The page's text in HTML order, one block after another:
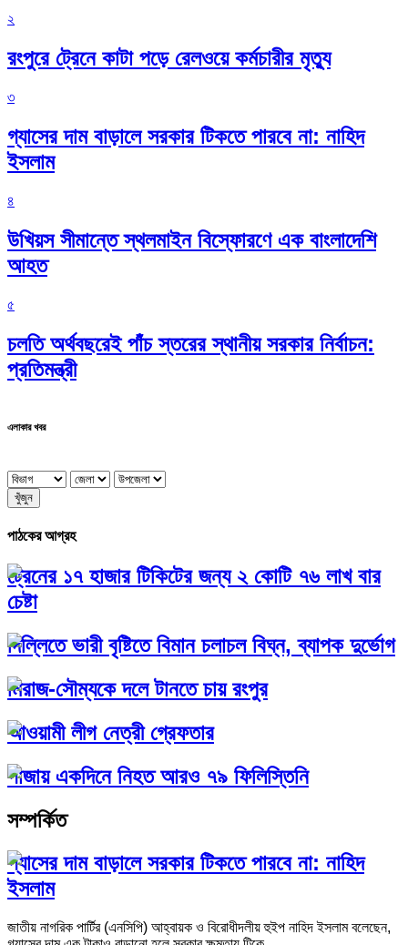
২
রংপুরে ট্রেনে কাটা পড়ে রেলওয়ে কর্মচারীর মৃত্যু
৩
গ্যাসের দাম বাড়ালে সরকার টিকতে পারবে না: নাহিদ
ইসলাম
৪
উখিয়স সীমান্তে স্থলমাইন বিস্ফোরণে এক বাংলাদেশি
আহত
৫
চলতি অর্থবছরেই পাঁচ স্তরের স্থানীয় সরকার নির্বাচন:
প্রতিমন্ত্রী
এলাকার খবর
খুঁজুন
পাঠকের আগ্রহ
ট্রেনের ১৭ হাজার টিকিটের জন্য ২ কোটি ৭৬ লাখ বার
চেষ্টা
দিল্লিতে ভারী বৃষ্টিতে বিমান চলাচল বিঘ্ন, ব্যাপক দুর্ভোগ
মিরাজ-সৌম্যকে দলে টানতে চায় রংপুর
আওয়ামী লীগ নেত্রী গ্রেফতার
গাজায় একদিনে নিহত আরও ৭৯ ফিলিস্তিনি
সম্পর্কিত
গ্যাসের দাম বাড়ালে সরকার টিকতে পারবে না: নাহিদ
ইসলাম
জাতীয় নাগরিক পার্টির (এনসিপি) আহ্বায়ক ও বিরোধীদলীয় হুইপ নাহিদ ইসলাম বলেছেন,